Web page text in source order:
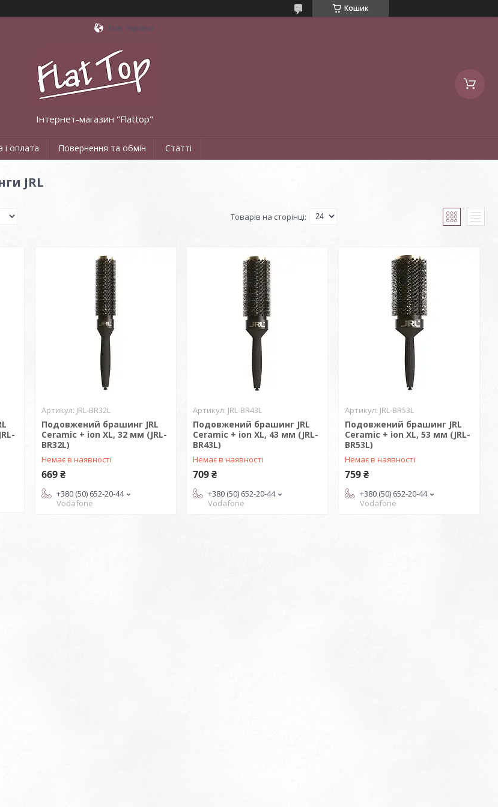
Кошик
Київ, Україна
Інтернет-магазин "Flattop"
і оплата Повернення та обмін Статті
JRL
JRL-BR32L
Подовжений брашинг JRL
Ceramic + ion XL, 32 мм (JRL-
BR32L)
Немає в наявності
669 ₴
+380 (50) 652-20-44
Vodafone
JRL-BR43L
Подовжений брашинг JRL
Ceramic + ion XL, 43 мм (JRL-
BR43L)
Немає в наявності
709 ₴
+380 (50) 652-20-44
Vodafone
JRL-BR53L
Подовжений брашинг JRL
Ceramic + ion XL, 53 мм (JRL-
BR53L)
Немає в наявності
759 ₴
+380 (50) 652-20-44
Vodafone